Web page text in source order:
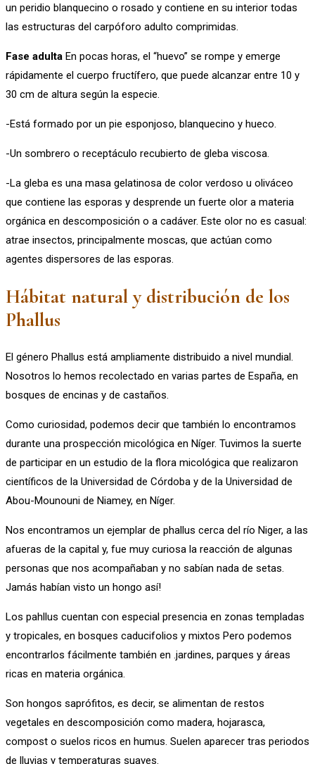
un peridio blanquecino o rosado y contiene en su interior todas
las estructuras del carpóforo adulto comprimidas.
Fase adulta En pocas horas, el “huevo” se rompe y emerge
rápidamente el cuerpo fructífero, que puede alcanzar entre 10 y
30 cm de altura según la especie.
-Está formado por un pie esponjoso, blanquecino y hueco.
-Un sombrero o receptáculo recubierto de gleba viscosa.
-La gleba es una masa gelatinosa de color verdoso u oliváceo
que contiene las esporas y desprende un fuerte olor a materia
orgánica en descomposición o a cadáver. Este olor no es casual:
atrae insectos, principalmente moscas, que actúan como
agentes dispersores de las esporas.
Hábitat natural y distribución de los
Phallus
El género Phallus está ampliamente distribuido a nivel mundial.
Nosotros lo hemos recolectado en varias partes de España, en
bosques de encinas y de castaños.
Como curiosidad, podemos decir que también lo encontramos
durante una prospección micológica en Níger. Tuvimos la suerte
de participar en un estudio de la flora micológica que realizaron
científicos de la Universidad de Córdoba y de la Universidad de
Abou-Mounouni de Niamey, en Níger.
Nos encontramos un ejemplar de phallus cerca del río Niger, a las
afueras de la capital y, fue muy curiosa la reacción de algunas
personas que nos acompañaban y no sabían nada de setas.
Jamás habían visto un hongo así!
Los pahllus cuentan con especial presencia en zonas templadas
y tropicales, en bosques caducifolios y mixtos Pero podemos
encontrarlos fácilmente también en .jardines, parques y áreas
ricas en materia orgánica.
Son hongos saprófitos, es decir, se alimentan de restos
vegetales en descomposición como madera, hojarasca,
compost o suelos ricos en humus. Suelen aparecer tras periodos
de lluvias y temperaturas suaves.